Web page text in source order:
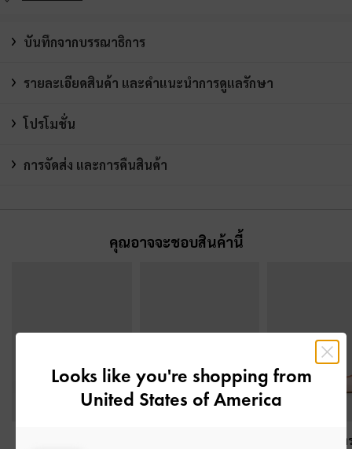
บันทึกจากบรรณาธิการ
รายละเอียดสินค้า และคำแนะนำการดูแลรักษา
โปรโมชั่น
การจัดส่ง และการคืนสินค้า
คุณอาจจะชอบสินค้านี้
รองเท้าปิดส้นท
Looks like you're shopping from
United States of America